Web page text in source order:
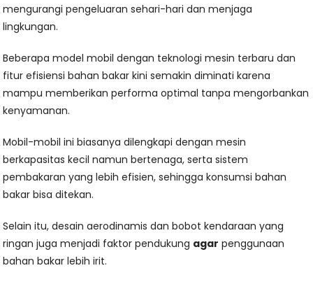
mengurangi pengeluaran sehari-hari dan menjaga
lingkungan.
Beberapa model mobil dengan teknologi mesin terbaru dan
fitur efisiensi bahan bakar kini semakin diminati karena
mampu memberikan performa optimal tanpa mengorbankan
kenyamanan.
Mobil-mobil ini biasanya dilengkapi dengan mesin
berkapasitas kecil namun bertenaga, serta sistem
pembakaran yang lebih efisien, sehingga konsumsi bahan
bakar bisa ditekan.
Selain itu, desain aerodinamis dan bobot kendaraan yang
ringan juga menjadi faktor pendukung agar penggunaan
bahan bakar lebih irit.